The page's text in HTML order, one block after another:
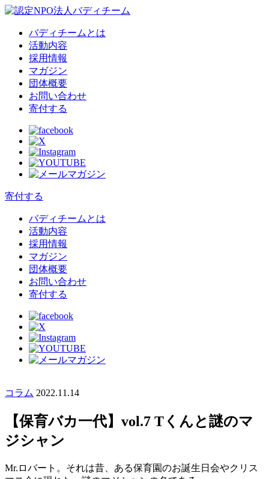
バディチームとは
活動内容
採用情報
マガジン
団体概要
お問い合わせ
寄付する
寄付する
バディチームとは
活動内容
採用情報
マガジン
団体概要
お問い合わせ
寄付する
コラム 2022.11.14
【保育バカ一代】vol.7 Tくんと謎のマ
ジシャン
Mr.ロバート。それは昔、ある保育園のお誕生日会やクリス